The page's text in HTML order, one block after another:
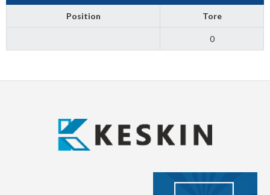
Position Tore
0